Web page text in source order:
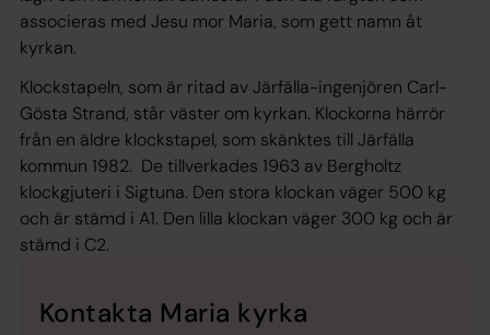
associeras med Jesu mor Maria, som gett namn åt
kyrkan.
Klockstapeln, som är ritad av Järfälla-ingenjören Carl-
Gösta Strand, står väster om kyrkan. Klockorna härrör
från en äldre klockstapel, som skänktes till Järfälla
kommun 1982. De tillverkades 1963 av Bergholtz
klockgjuteri i Sigtuna. Den stora klockan väger 500 kg
och är stämd i A1. Den lilla klockan väger 300 kg och är
stämd i C2.
Kontakta Maria kyrka